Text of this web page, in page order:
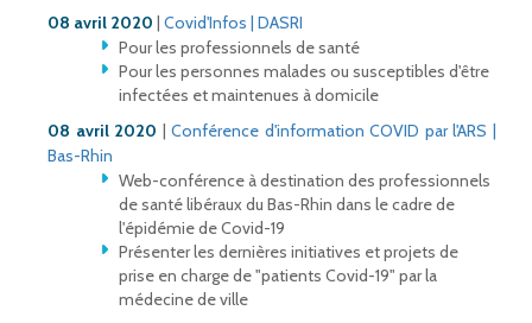
08 avril 2020 | Covid'Infos | DASRI
Pour les professionnels de santé
Pour les personnes malades ou susceptibles d'être
infectées et maintenues à domicile
08 avril 2020 |Conférence d'information COVID par l'ARS |
Bas-Rhin
Web-conférence à destination des professionnels
de santé libéraux du Bas-Rhin dans le cadre de
l'épidémie de Covid-19
Présenter les dernières initiatives et projets de
prise en charge de "patients Covid-19" par la
médecine de ville